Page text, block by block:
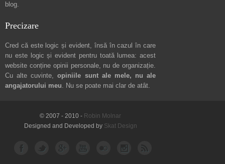
blog.
Precizare
Cred că este logic și evident, însă în cazul în care
nu este logic și evident pentru toată lumea: acest
website conține opinii personale, nu de organizație.
Cu alte cuvinte,opiniile sunt ale mele, nu ale
angajatorului meu. Nu se poate mai clar de atât.
© 2007 - 2010 - Robin Molnar
Designed and Developed by Skat Design